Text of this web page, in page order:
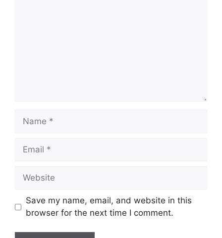
Name
Email
Website
Save my name, email, and website in this
browser for the next time I comment.